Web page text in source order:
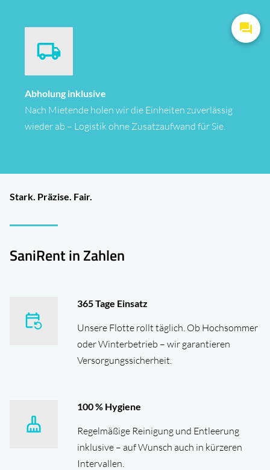
Abholung inklusive
Nach Mietende holen wir die Einheiten zuverlässig
wieder ab – Logistik ohne Zusatzaufwand für Sie.
Stark. Präzise. Fair.
SaniRent in Zahlen
365Tage Einsatz
Unsere Flotte rollt täglich. Ob Hochsommer
oder Winterbetrieb – wir garantieren
Versorgungssicherheit.
100% Hygiene
Regelmäßige Reinigung und Entleerung
inklusive – auf Wunsch auch in kürzeren
Intervallen.